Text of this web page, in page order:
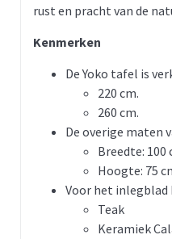
rust en pracht van de
Kenmerken
De Yoko tafel is
220 cm.
260 cm.
De overige maten
Breedte: 100
Hoogte: 75
Voor het inlegblad
Teak
Keramiek